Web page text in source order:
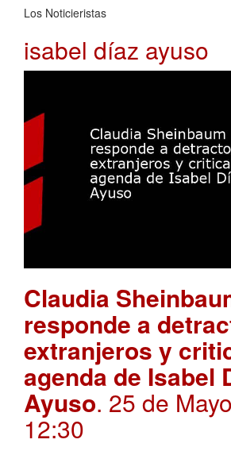
Los Noticieristas
isabel díaz ayuso
Claudia
responde a
extranjeros y
agenda de Isabel
Ayuso. 25 de
12:30